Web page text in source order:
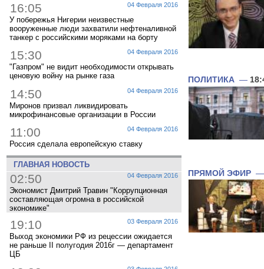
04 Февраля 2016
16:05
У побережья Нигерии неизвестные
вооруженные люди захватили нефтеналивной
танкер с российскими моряками на борту
04 Февраля 2016
15:30
"Газпром" не видит необходимости открывать
ценовую войну на рынке газа
04 Февраля 2016
14:50
Миронов призвал ликвидировать
микрофинансовые организации в России
04 Февраля 2016
11:00
Россия сделала европейскую ставку
ГЛАВНАЯ НОВОСТЬ
04 Февраля 2016
02:50
Экономист Дмитрий Травин "Коррупционная
составляющая огромна в российской
экономике"
03 Февраля 2016
19:10
Выход экономики РФ из рецессии ожидается
не раньше II полугодия 2016г — департамент
ЦБ
ПОЛИТИКА —
ПРЯМОЙ ЭФИР